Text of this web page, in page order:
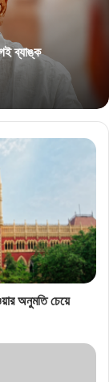
ব্যাঙ্ক
অনুমতি চেয়ে